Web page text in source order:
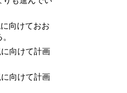
向けておお
向けて計画
向けて計画